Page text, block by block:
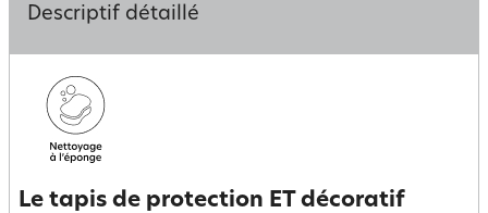
Descriptif détaillé
Le tapis de protection ET décoratif